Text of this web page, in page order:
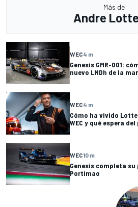
Más de
Andre
WEC4 m
Genesis GMR-001:
nuevo LMDh de la
WEC4 m
Cómo ha vivido
WEC y qué espera
WEC10 m
Genesis completa
Portimao